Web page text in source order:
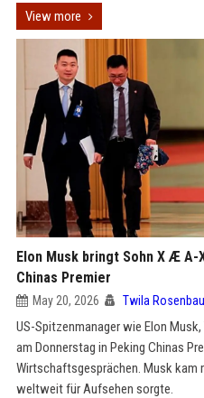
View more
Elon Musk bringt Sohn X Æ
Chinas Premier
May 20, 2026 Twila
US-Spitzenmanager wie Elon
am Donnerstag in Peking Chinas
Wirtschaftsgesprächen. Musk
weltweit für Aufsehen sorgte.